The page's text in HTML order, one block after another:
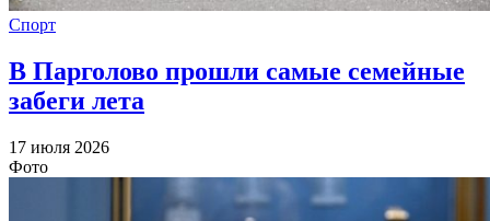
Спорт
В Парголово прошли самые семейные
забеги лета
17 июля 2026
Фото